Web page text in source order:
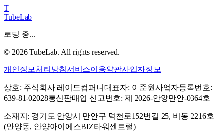
T
TubeLab
로딩 중...
© 2026 TubeLab. All rights reserved.
개인정보처리방침서비스이용약관사업자정보
상호: 주식회사 레이드컴퍼니 대표자: 이준원사업자등록번호:
639-81-02028통신판매업 신고번호: 제 2026-안양만안-0364호
소재지: 경기도 안양시 만안구 덕천로152번길 25, 비동 2216호
(안양동, 안양아이에스BIZ타워센트럴)